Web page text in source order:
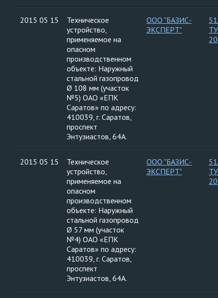
2015 05 15
Техническое
устройство,
применяемое на
опасном
производственном
объекте: Наружный
стальной газопровод
Ø 108 мм (участок
№5) ОАО «ЕПК
Саратов» по адресу:
410039, г. Саратов,
проспект
Энтузиастов, 64А.
ООО "БАЗИС-
ЭКСПЕРТ"
2015 05 15
Техническое
устройство,
применяемое на
опасном
производственном
объекте: Наружный
стальной газопровод
Ø 57 мм (участок
№4) ОАО «ЕПК
Саратов» по адресу:
410039, г. Саратов,
проспект
Энтузиастов, 64А.
ООО "БАЗИС-
ЭКСПЕРТ"